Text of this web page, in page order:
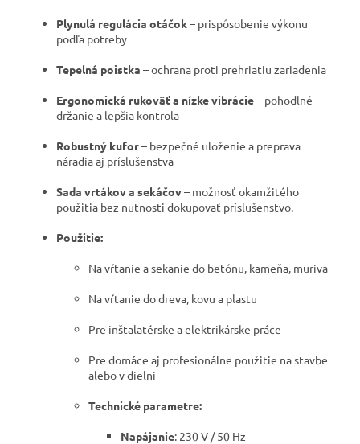
Plynulá regulácia otáčok– prispôsobenie výkonu
podľa potreby
Tepelná poistka – ochrana proti prehriatiu zariadenia
Ergonomická rukoväť a nízke vibrácie– pohodlné
držanie a lepšia kontrola
Robustný kufor– bezpečné uloženie a preprava
náradia aj príslušenstva
Sada vrtákov a sekáčov– možnosť okamžitého
použitia bez nutnosti dokupovať príslušenstvo.
Použitie:
Na vŕtanie a sekanie do betónu, kameňa, muriva
Na vŕtanie do dreva, kovu a plastu
Pre inštalatérske a elektrikárske práce
Pre domáce aj profesionálne použitie na stavbe
alebo v dielni
Technické parametre:
Napájanie: 230 V / 50 Hz